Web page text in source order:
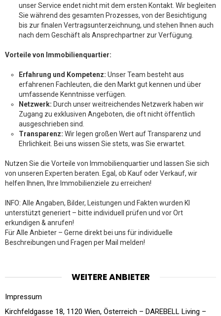
unser Service endet nicht mit dem ersten Kontakt. Wir begleiten
Sie während des gesamten Prozesses, von der Besichtigung
bis zur finalen Vertragsunterzeichnung, und stehen Ihnen auch
nach dem Geschäft als Ansprechpartner zur Verfügung.
Vorteile von Immobilienquartier:
Erfahrung und Kompetenz: Unser Team besteht aus
erfahrenen Fachleuten, die den Markt gut kennen und über
umfassende Kenntnisse verfügen.
Netzwerk: Durch unser weitreichendes Netzwerk haben wir
Zugang zu exklusiven Angeboten, die oft nicht öffentlich
ausgeschrieben sind.
Transparenz: Wir legen großen Wert auf Transparenz und
Ehrlichkeit. Bei uns wissen Sie stets, was Sie erwartet.
Nutzen Sie die Vorteile von Immobilienquartier und lassen Sie sich
von unseren Experten beraten. Egal, ob Kauf oder Verkauf, wir
helfen Ihnen, Ihre Immobilienziele zu erreichen!
INFO: Alle Angaben, Bilder, Leistungen und Fakten wurden KI
unterstützt generiert – bitte individuell prüfen und vor Ort
erkundigen & anrufen!
Für Alle Anbieter – Gerne direkt bei uns für individuelle
Beschreibungen und Fragen per Mail melden!
WEITERE ANBIETER
Impressum
Kirchfeldgasse 18, 1120 Wien, Österreich – DAREBELL Living –